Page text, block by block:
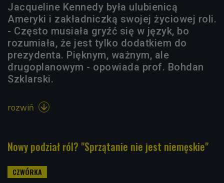
Jacqueline Kennedy była ulubienicą
Ameryki i zakładniczką swojej życiowej roli.
- Często musiała gryźć się w język, bo
rozumiała, że jest tylko dodatkiem do
prezydenta. Pięknym, ważnym, ale
drugoplanowym - opowiada prof. Bohdan
Szklarski.
rozwiń 
Nowy podział ról? "Sprzątanie nie jest niemęskie"